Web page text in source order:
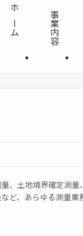
ホーム 事業内容
、土地境界確定測
ど、あらゆる測量業